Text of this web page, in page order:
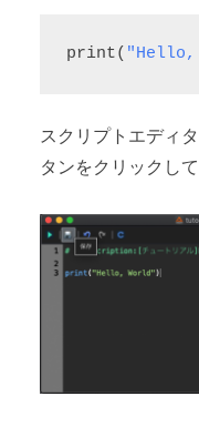
print( "Hello,
スクリプトエディ
タンをクリックし